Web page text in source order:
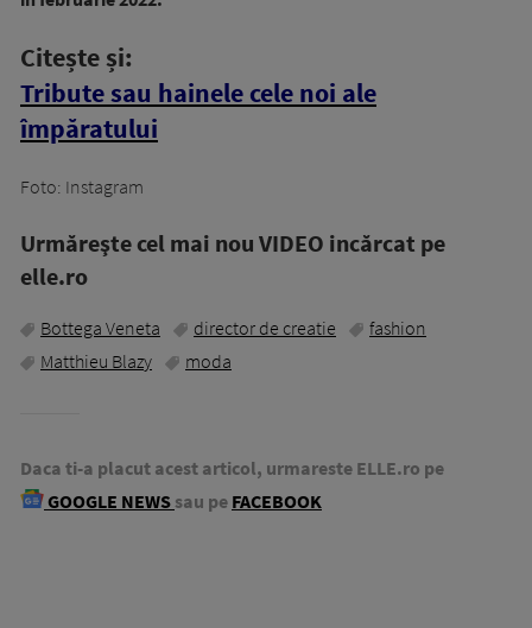
Citește și:
Tribute sau hainele cele noi ale
împăratului
Foto: Instagram
Urmăreşte cel mai nou VIDEO incărcat pe
elle.ro
Bottega Veneta director de creatie
fashion
Matthieu Blazy
moda
Daca ti-a placut acest articol, urmareste ELLE.ro pe
GOOGLE NEWS sau pe FACEBOOK